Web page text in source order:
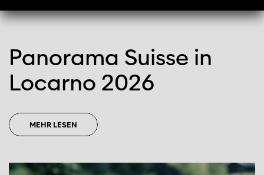
Panorama Suisse in
Locarno 2026
MEHR LESEN